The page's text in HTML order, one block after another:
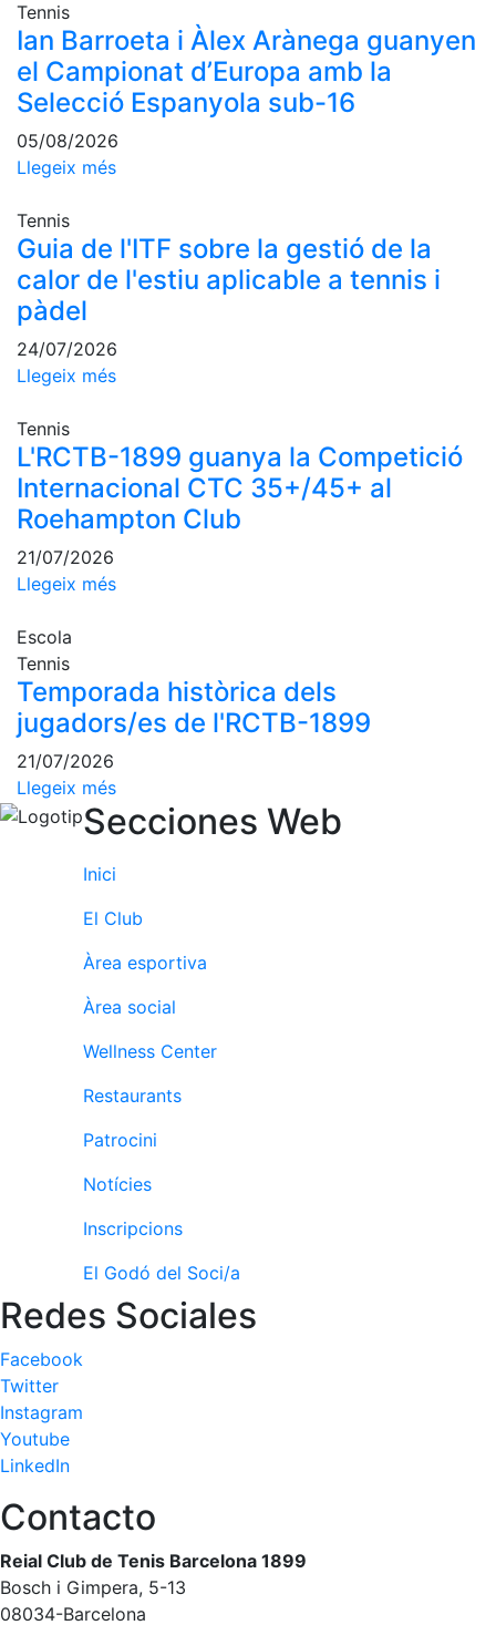
Normativa
Pàdel
Escola de
Pàdel
Social Pàdel
Quadres
de joc
Quadre
d'Honor
Històric
Social
Normativa
Altres esports
Àrea social
Activitats
Socials
Sortides
culturals
Conferències
i
Inspirational
Talks
Calendari
d'Activitats
Socials
Club
Wellness
fisiosalut
Entrenaments
Activitats
Normativa
Restaurants
Restaurant
Casa Arilla
Chill Out
Bar
Piscina
Tennis
Ian Barroeta i Àlex Arànega guanyen
el Campionat d’Europa amb la
Selecció Espanyola sub-16
05/08/2026
Llegeix més
Tennis
Guia de l'ITF sobre la gestió de la
calor de l'estiu aplicable a tennis i
pàdel
24/07/2026
Llegeix més
Tennis
L'RCTB-1899 guanya la Competició
Internacional CTC 35+/45+ al
Roehampton Club
21/07/2026
Llegeix més
Escola
Tennis
Temporada històrica dels
jugadors/es de l'RCTB-1899
21/07/2026
Llegeix més
Secciones Web
Inici
El Club
Àrea esportiva
Àrea social
Wellness Center
Restaurants
Patrocini
Notícies
Inscripcions
El Godó del Soci/a
Redes Sociales
Facebook
Twitter
Instagram
Youtube
LinkedIn
Contacto
Reial Club de Tenis Barcelona 1899
Bosch i Gimpera, 5-13
08034-Barcelona